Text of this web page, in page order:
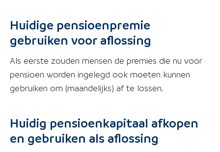
Huidige pensioenpremie
gebruiken voor aflossing
Als eerste zouden mensen de premies die nu voor
pensioen worden ingelegd ook moeten kunnen
gebruiken om (maandelijks) af te lossen.
Huidig pensioenkapitaal afkopen
en gebruiken als aflossing